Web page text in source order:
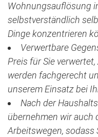
Wohnungsauflösung
selbstverständlich
Dinge konzentrieren
Verwertbare
Preis für Sie
werden fachgerecht
unserem Einsatz bei
Nach der
übernehmen wir auch
Arbeitswegen, sodass